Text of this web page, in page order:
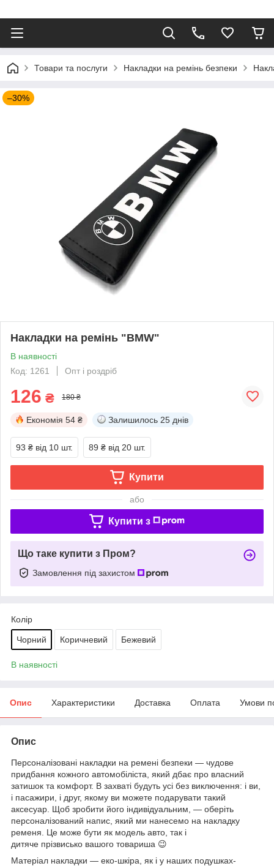
Товари та послуги Накладки на ремінь безпеки
–30%
Накладки на ремінь "BMW"
В наявності
Код: 1261
Опт і роздріб
126 ₴ 180 ₴
Економія 54 ₴ Залишилось 25 днів
93 ₴ від 10 шт. 89 ₴ від 20 шт.
Купити
або
Купити з
Що таке купити з Пром?
Замовлення під захистом
Колір
Чорний Коричневий Бежевий
В наявності
Опис Характеристики Доставка Оплата Умови
Опис
Персоналізовані накладки на ремені безпеки — чудове
придбання кожного автомобіліста, який дбає про власний
затишок та комфорт. В захваті будуть усі без виключення: і ви,
і пасажири, і друг, якому ви можете подарувати такий
аксесуар. Щоб зробити його індивідуальним, — оберіть
персоналізований напис, який ми нанесемо на накладку
ременя. Це може бути як модель авто, так і
дитяче прізвисько вашого товариша 😉
Матеріал накладки — еко-шкіра, як і у наших подушках-